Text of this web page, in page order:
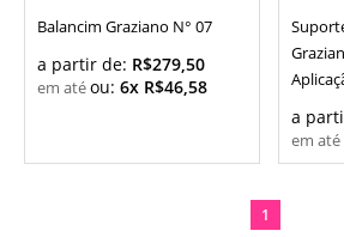
Balancim Graziano N° 07
a partir de: R$279,50
ou: 6x R$46,58
a
1